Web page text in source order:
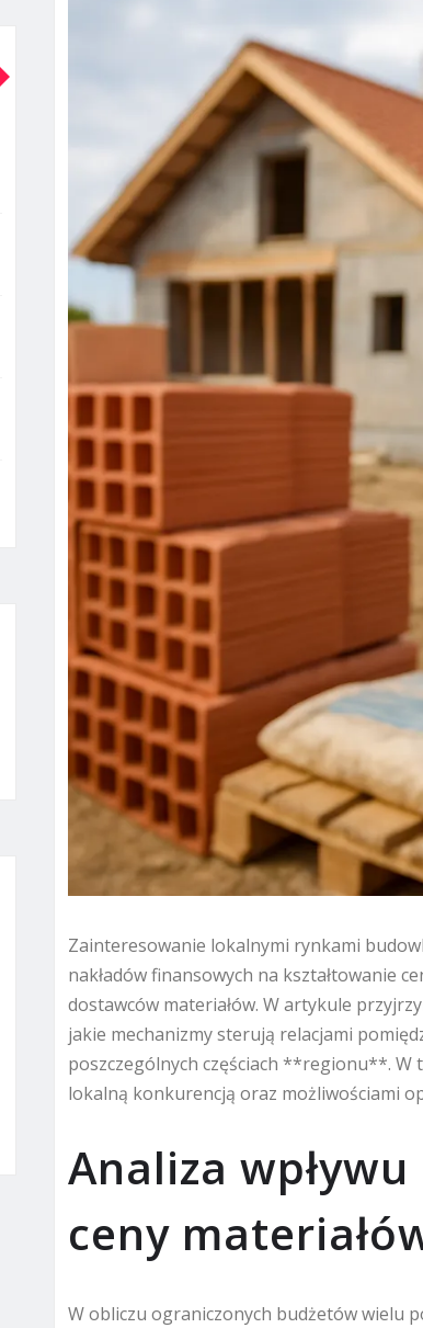
Zainteresowanie lokalnymi rynkami
nakładów finansowych na kształtowanie
dostawców materiałów. W artykule
jakie mechanizmy sterują relacjami
poszczególnych częściach **regionu**.
lokalną konkurencją oraz możliwościami
Analiza
ceny
W obliczu ograniczonych budżetów wielu